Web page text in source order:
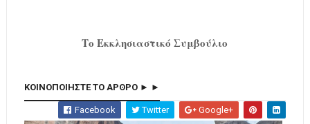
Το Εκκλησιαστικό Συμβούλιο
ΚΟΙΝΟΠΟΙΗΣΤΕ ΤΟ ΑΡΘΡΟ ► ►
Facebook Twitter Google+